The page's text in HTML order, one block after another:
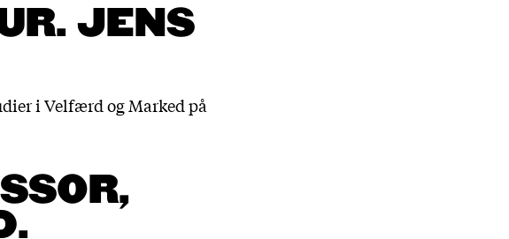
JENS
i Velfærd og Marked på